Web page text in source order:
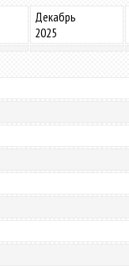
Декабрь
2025